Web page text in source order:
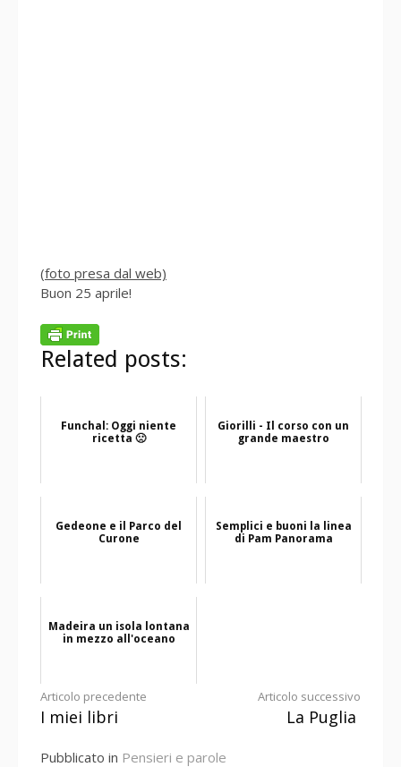
(foto presa dal web)
Buon 25 aprile!
Related posts:
Funchal: Oggi niente
ricetta 🙁
Giorilli - Il corso con un
grande maestro
Gedeone e il Parco del
Curone
Semplici e buoni la linea
di Pam Panorama
Madeira un isola lontana
in mezzo all'oceano
Continua
Articolo precedente
I miei libri
Articolo successivo
La Puglia
Pubblicato in Pensieri e parole